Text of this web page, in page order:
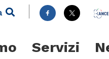
Servizi